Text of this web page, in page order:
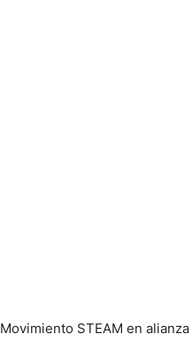
Movimiento STEAM en